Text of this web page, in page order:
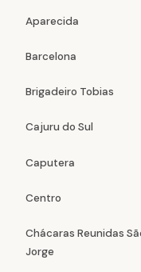
Aparecida
Barcelona
Brigadeiro Tobias
Cajuru do Sul
Caputera
Centro
Chácaras Reunidas
Jorge